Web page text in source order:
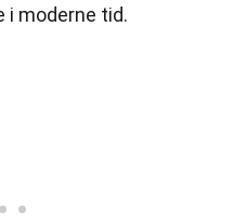
i moderne tid.